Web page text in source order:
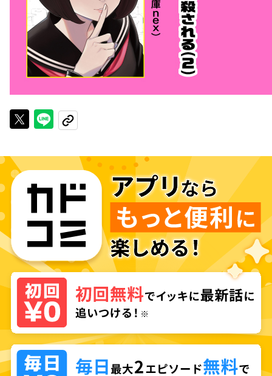
Xで投稿するLINEでシェアする
URLをコピーする